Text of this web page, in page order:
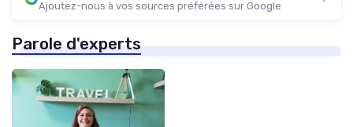
Ajoutez-nous à vos sources préférées sur Google
Parole d'experts